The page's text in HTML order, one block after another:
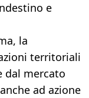
e
la
territoriali
dal mercato
ad azione